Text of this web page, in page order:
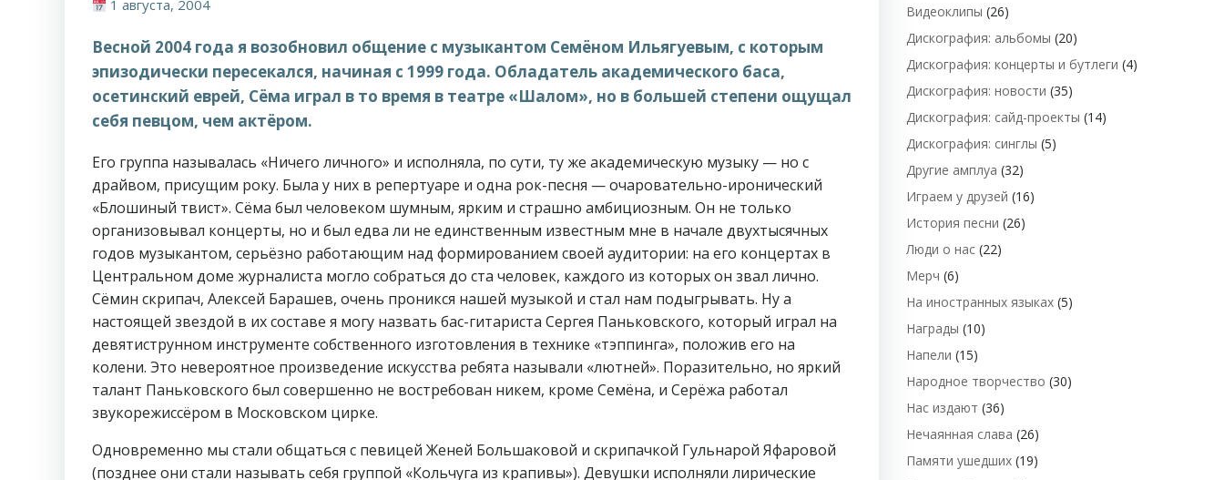
1 августа, 2004
Весной 2004 года я возобновил общение с музыкантом Семёном Ильягуевым, с которым
эпизодически пересекался, начиная с 1999 года. Обладатель академического баса,
осетинский еврей, Сёма играл в то время в театре «Шалом», но в большей степени ощущал
себя певцом, чем актёром.
Его группа называлась «Ничего личного» и исполняла, по сути, ту же академическую музыку — но с
драйвом, присущим року. Была у них в репертуаре и одна рок-песня — очаровательно-иронический
«Блошиный твист». Сёма был человеком шумным, ярким и страшно амбициозным. Он не только
организовывал концерты, но и был едва ли не единственным известным мне в начале двухтысячных
годов музыкантом, серьёзно работающим над формированием своей аудитории: на его концертах в
Центральном доме журналиста могло собраться до ста человек, каждого из которых он звал лично.
Сёмин скрипач, Алексей Барашев, очень проникся нашей музыкой и стал нам подыгрывать. Ну а
настоящей звездой в их составе я могу назвать бас-гитариста Сергея Паньковского, который играл на
девятиструнном инструменте собственного изготовления в технике «тэппинга», положив его на
колени. Это невероятное произведение искусства ребята называли «лютней». Поразительно, но яркий
талант Паньковского был совершенно не востребован никем, кроме Семёна, и Серёжа работал
звукорежиссёром в Московском цирке.
Одновременно мы стали общаться с певицей Женей Большаковой и скрипачкой Гульнарой Яфаровой
(позднее они стали называть себя группой «Кольчуга из крапивы»). Девушки исполняли лирические
Видеоклипы (26)
Дискография: альбомы (20)
Дискография: концерты и бутлеги (4)
Дискография: новости (35)
Дискография: сайд-проекты (14)
Дискография: синглы (5)
Другие амплуа (32)
Играем у друзей (16)
История песни (26)
Люди о нас (22)
Мерч (6)
На иностранных языках (5)
Награды (10)
Напели (15)
Народное творчество (30)
Нас издают (36)
Нечаянная слава (26)
Памяти ушедших (19)